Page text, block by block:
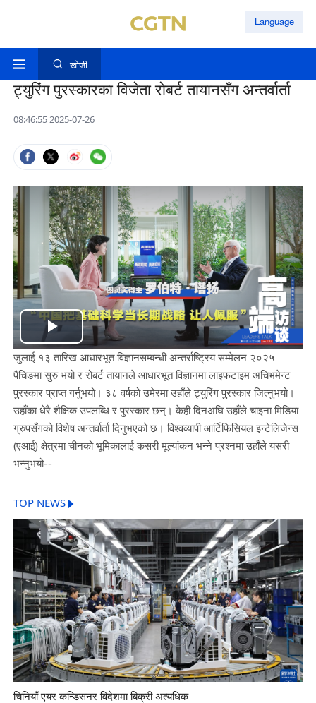
Language
खोजी
ट्युरिंग पुरस्कारका विजेता रोबर्ट तायानसँग अन्तर्वार्ता
08:46:55 2025-07-26
Play
Video
जुलाई १३ तारिख आधारभूत विज्ञानसम्बन्धी अन्तर्राष्ट्रिय सम्मेलन २०२५
पैचिङमा सुरु भयो र रोबर्ट तायानले आधारभूत विज्ञानमा लाइफटाइम अचिभमेन्ट
पुरस्कार प्राप्त गर्नुभयो। ३८ वर्षको उमेरमा उहाँले ट्युरिंग पुरस्कार जित्नुभयो।
उहाँका धेरै शैक्षिक उपलब्धि र पुरस्कार छन्। केही दिनअघि उहाँले चाइना मिडिया
ग्रुपसँगको विशेष अन्तर्वार्ता दिनुभएको छ। विश्वव्यापी आर्टिफिसियल इन्टेलिजेन्स
(एआई) क्षेत्रमा चीनको भूमिकालाई कसरी मूल्यांकन भन्ने प्रश्नमा उहाँले यसरी
भन्नुभयो--
TOP NEWS
चिनियाँ एयर कन्डिसनर विदेशमा बिक्री अत्यधिक